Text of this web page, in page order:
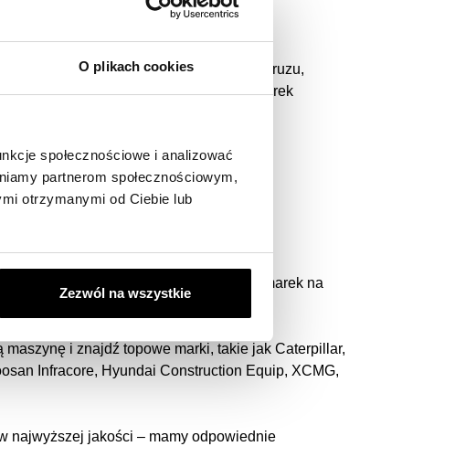
O plikach cookies
społecznościowe i analizować
partnerom społecznościowym,
otrzymanymi od Ciebie lub
Zezwól na wszystkie
małych dźwigów, koparek do gruzu,
spycharek, klasycznych ładowarek, koparek
mini koparek lub koparek
odpowiedniemu dla wszystkich marek na
i znajdź topowe marki, takie jak Caterpillar,
Infracore, Hyundai Construction Equip, XCMG,
najwyższej jakości – mamy odpowiednie